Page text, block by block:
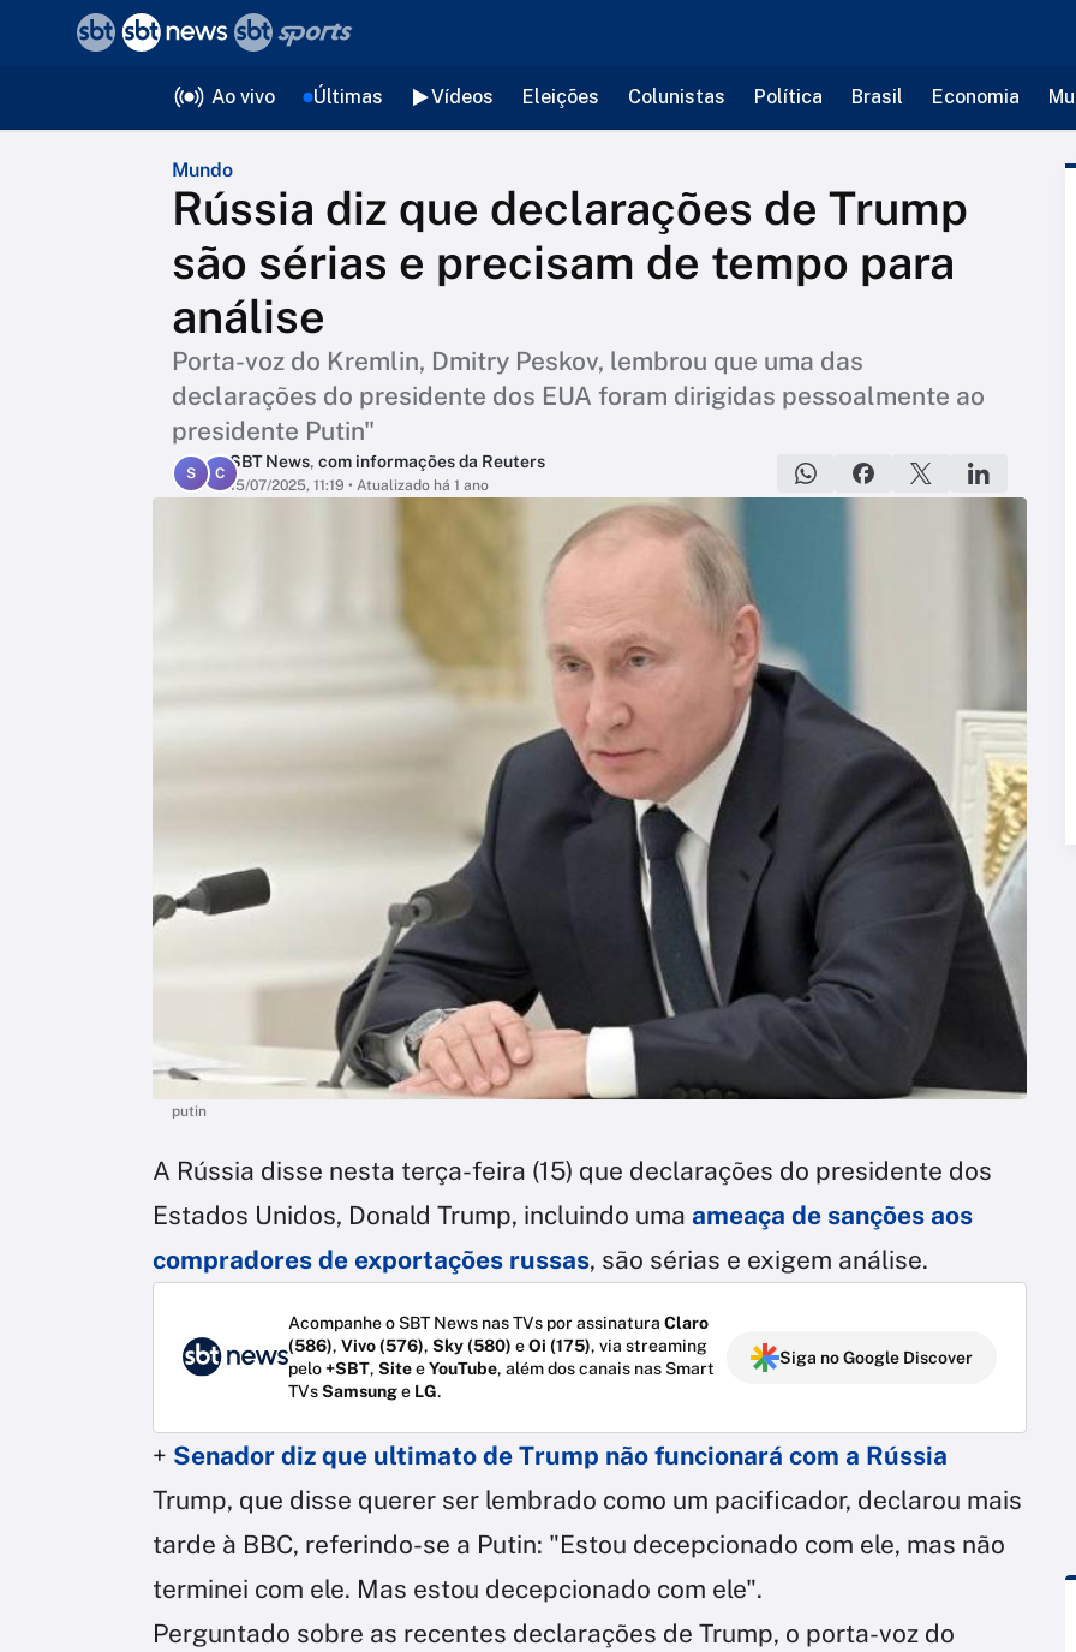
Ao vivo Últimas Vídeos Eleições Colunistas Política Brasil Economia
Mundo
Rússia diz que declarações de Trump
são sérias e precisam de tempo para
análise
Porta-voz do Kremlin, Dmitry Peskov, lembrou que uma das
declarações do presidente dos EUA foram dirigidas pessoalmente ao
presidente Putin"
S C
SBT News, com informações da Reuters
15/07/2025, 11:19 • Atualizado há 1 ano
putin
A Rússia disse nesta terça-feira (15) que declarações do presidente dos
Estados Unidos, Donald Trump, incluindo uma ameaça de sanções aos
compradores de exportações russas, são sérias e exigem análise.
Acompanhe o SBT News nas TVs por assinatura Claro
(586), Vivo (576), Sky (580) eOi (175), via streaming
pelo+SBT, SiteeYouTube, além dos canais nas Smart
TVsSamsunge LG.
Siga no Google Discover
+ Senador diz que ultimato de Trump não funcionará com a Rússia
Trump, que disse querer ser lembrado como um pacificador, declarou mais
tarde à BBC, referindo-se a Putin: "Estou decepcionado com ele, mas não
terminei com ele. Mas estou decepcionado com ele".
Perguntado sobre as recentes declarações de Trump, o porta-voz do
voltar
Editorias